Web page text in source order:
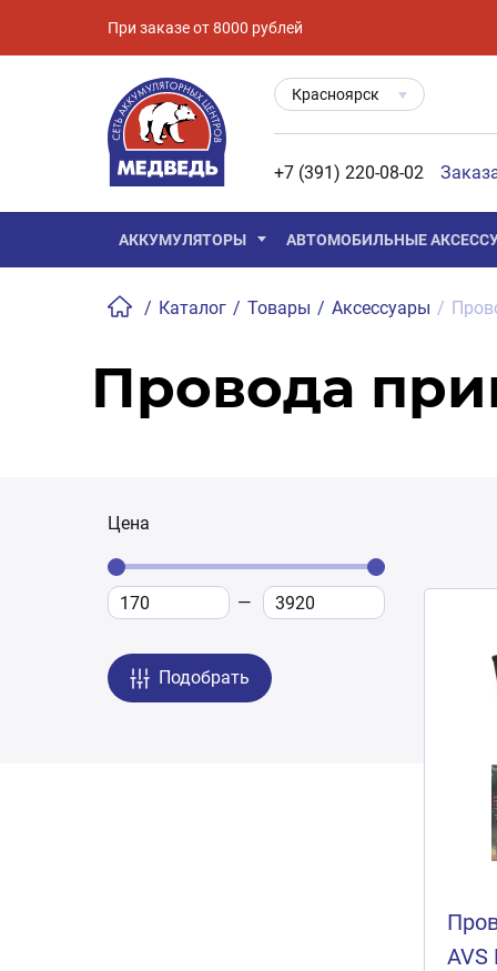
При заказе от 8000 рублей
Красноярск
+7 (391) 220-08-02
АККУМУЛЯТОРЫ АВТОМОБИЛЬНЫЕ
/ Каталог / Товары / Аксессуары /
Провода
Цена
Подобрать
AVS